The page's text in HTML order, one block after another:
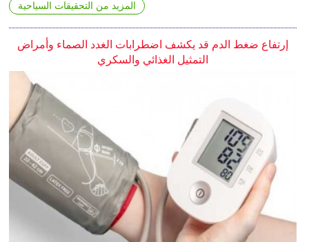
المزيد من التحقيقات السياحية
إرتفاع ضغط الدم قد يكشف اضطرابات الغدد الصماء وأمراض
التمثيل الغذائي والسكري